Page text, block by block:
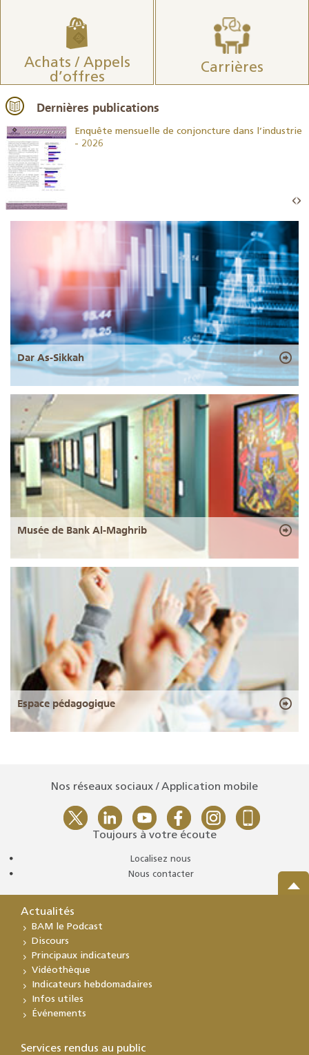
Achats / Appels
d’offres
Carrières
Dernières publications
Enquête mensuelle de conjoncture dans l’industrie
- 2026
Dar As-Sikkah
Musée de Bank Al-Maghrib
Espace pédagogique
Nos réseaux sociaux / Application mobile
Toujours à votre écoute
Localisez nous
Nous contacter
Actualités
BAM le Podcast
Discours
Principaux indicateurs
Vidéothèque
Indicateurs hebdomadaires
Infos utiles
Événements
Services rendus au public